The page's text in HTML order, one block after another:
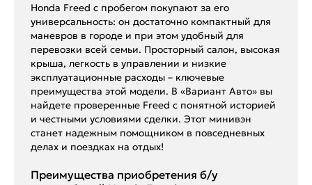
Honda Freed с пробегом покупают за его
универсальность: он достаточно компактный для
маневров в городе и при этом удобный для
перевозки всей семьи. Просторный салон, высокая
крыша, легкость в управлении и низкие
эксплуатационные расходы – ключевые
преимущества этой модели. В «Вариант Авто» вы
найдете проверенные Freed с понятной историей
и честными условиями сделки. Этот минивэн
станет надежным помощником в повседневных
делах и поездках на отдых!
Преимущества приобретения б/у